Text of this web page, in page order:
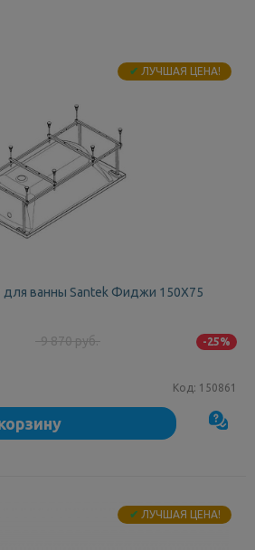
✔ ЛУЧШАЯ ЦЕНА!
ванны Santek Фиджи 150Х75
9 870 руб. -25%
Код: 150861
✔ ЛУЧШАЯ ЦЕНА!